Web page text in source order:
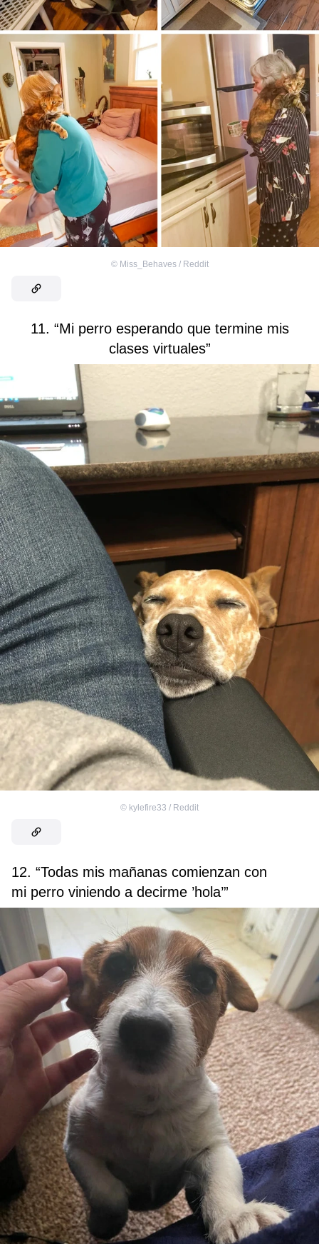
© Miss_Behaves / Reddit
11. “Mi perro esperando que termine mis
clases virtuales”
© kylefire33 / Reddit
12. “Todas mis mañanas comienzan con
mi perro viniendo a decirme ’hola’”